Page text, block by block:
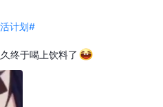
计划#
终于喝上饮料了